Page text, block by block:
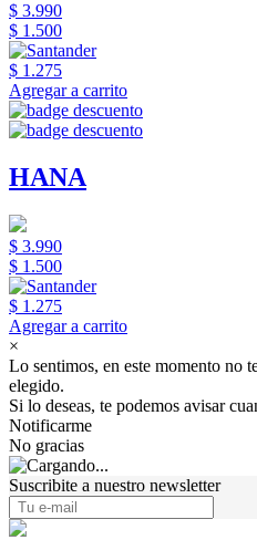
$ 3.990
$ 1.500
$ 1.275
Agregar a carrito
HANA
$ 3.990
$ 1.500
$ 1.275
Agregar a carrito
×
Lo sentimos, en este momento no
elegido.
Si lo deseas, te podemos avisar
Notificarme
No gracias
Suscribite a nuestro newsletter